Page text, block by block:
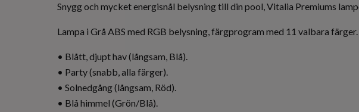
Snygg och mycket energisnål belysning till din pool, Vitalia Premiums
Lampa i Grå ABS med RGB belysning, färgprogram med 11 valbara färger.
• Blått, djupt hav (långsam, Blå).
• Party (snabb, alla färger).
• Solnedgång (långsam, Röd).
• Blå himmel (Grön/Blå).